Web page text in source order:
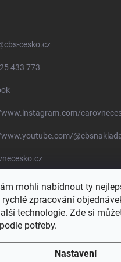
mohli nabídnout ty
zpracování
technologie. Zde si
potřeby.
Nastavení
cbs-cesko.cz
433 773